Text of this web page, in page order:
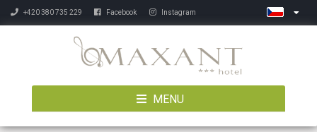
+420 380 735 229 Facebook Instagram
MENU